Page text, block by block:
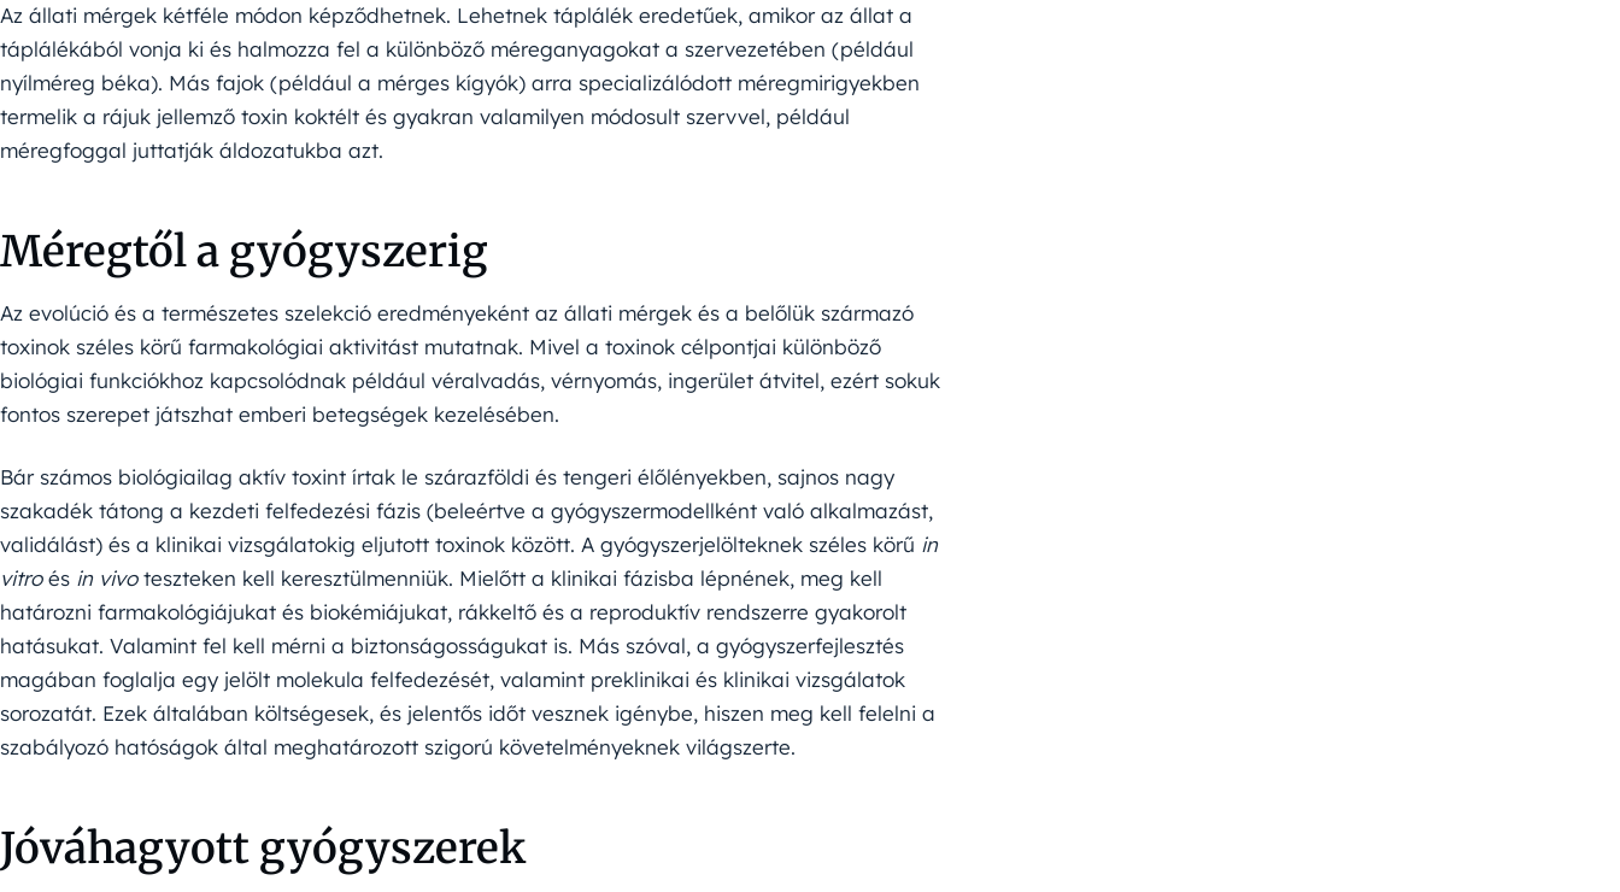
Az állati mérgek kétféle módon képződhetnek. Lehetnek táplálék eredetűek, amikor az állat a
táplálékából vonja ki és halmozza fel a különböző méreganyagokat a szervezetében (például
nyílméreg béka). Más fajok (például a mérges kígyók) arra specializálódott méregmirigyekben
termelik a rájuk jellemző toxin koktélt és gyakran valamilyen módosult szervvel, például
méregfoggal juttatják áldozatukba azt.
Méregtől a gyógyszerig
Az evolúció és a természetes szelekció eredményeként az állati mérgek és a belőlük származó
toxinok széles körű farmakológiai aktivitást mutatnak. Mivel a toxinok célpontjai különböző
biológiai funkciókhoz kapcsolódnak például véralvadás, vérnyomás, ingerület átvitel, ezért sokuk
fontos szerepet játszhat emberi betegségek kezelésében.
Bár számos biológiailag aktív toxint írtak le szárazföldi és tengeri élőlényekben, sajnos nagy
szakadék tátong a kezdeti felfedezési fázis (beleértve a gyógyszermodellként való alkalmazást,
validálást) és a klinikai vizsgálatokig eljutott toxinok között. A gyógyszerjelölteknek széles körű in
vitroés in vivoteszteken kell keresztülmenniük. Mielőtt a klinikai fázisba lépnének, meg kell
határozni farmakológiájukat és biokémiájukat, rákkeltő és a reproduktív rendszerre gyakorolt ​​
hatásukat. Valamint fel kell mérni a biztonságosságukat is. Más szóval, a gyógyszerfejlesztés
magában foglalja egy jelölt molekula felfedezését, valamint preklinikai és klinikai vizsgálatok
sorozatát. Ezek általában költségesek, és jelentős időt vesznek igénybe, hiszen meg kell felelni a
szabályozó hatóságok által meghatározott szigorú követelményeknek világszerte.
Jóváhagyott gyógyszerek